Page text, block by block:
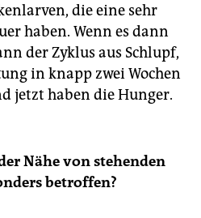
die eine sehr
haben. Wenn es dann
der Zyklus aus Schlupf,
in knapp zwei Wochen
jetzt haben die Hunger.
Nähe von stehenden
betroffen?